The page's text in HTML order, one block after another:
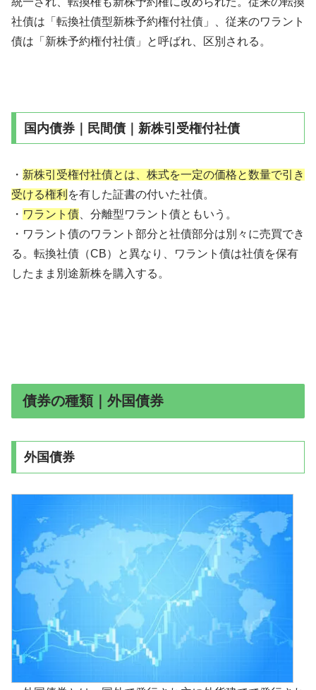
社債は「転換社債型新株予約権付社債」、従来のワラント
債は「新株予約権付社債」と呼ばれ、区別される。
国内債券｜民間債｜新株引受権付社債
・ 新株引受権付社債とは、株式を一定の価格と数量で引き
受ける権利 を有した証書の付いた社債。
・ ワラント債 、分離型ワラント債ともいう。
・ワラント債のワラント部分と社債部分は別々に売買でき
る。転換社債（CB）と異なり、ワラント債は社債を保有
したまま別途新株を購入する。
債券の種類｜外国債券
外国債券